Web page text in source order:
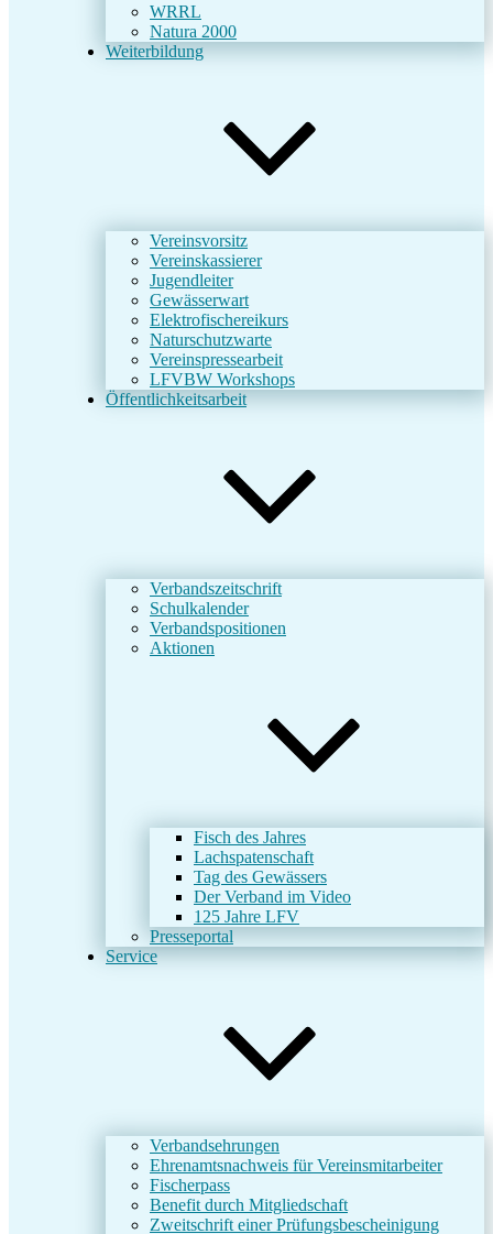
WRRL
Natura 2000
Weiterbildung
Vereinsvorsitz
Vereinskassierer
Jugendleiter
Gewässerwart
Elektrofischereikurs
Naturschutzwarte
Vereinspressearbeit
LFVBW Workshops
Öffentlichkeitsarbeit
Verbandszeitschrift
Schulkalender
Verbandspositionen
Aktionen
Fisch des Jahres
Lachspatenschaft
Tag des Gewässers
Der Verband im Video
125 Jahre LFV
Presseportal
Service
Verbandsehrungen
Ehrenamtsnachweis für Vereinsmitarbeiter
Fischerpass
Benefit durch Mitgliedschaft
Zweitschrift einer Prüfungsbescheinigung